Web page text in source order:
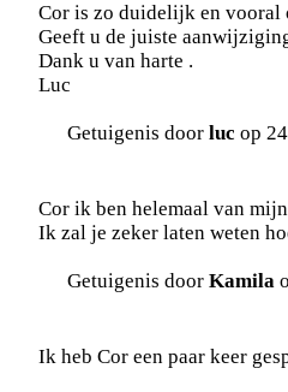
Cor is zo duidelijk en vooral
Geeft u de juiste
Dank u van harte .
Luc
Getuigenis door luc op
Cor ik ben helemaal van
Ik zal je zeker laten weten
Getuigenis door Kamila
Ik heb Cor een paar keer